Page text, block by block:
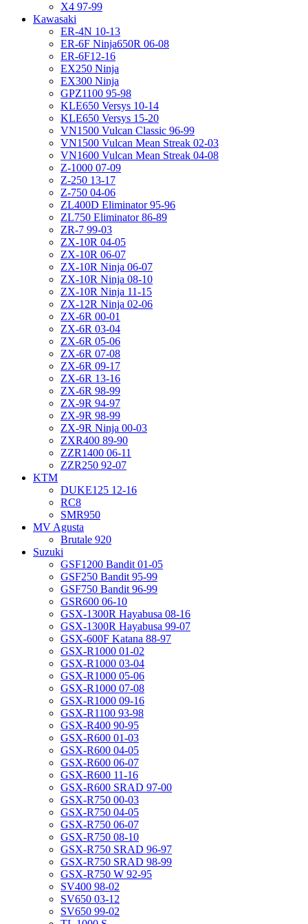
X4 97-99
Kawasaki
ER-4N 10-13
ER-6F Ninja650R 06-08
ER-6F12-16
EX250 Ninja
EX300 Ninja
GPZ1100 95-98
KLE650 Versys 10-14
KLE650 Versys 15-20
VN1500 Vulcan Classic 96-99
VN1500 Vulcan Mean Streak 02-03
VN1600 Vulcan Mean Streak 04-08
Z-1000 07-09
Z-250 13-17
Z-750 04-06
ZL400D Eliminator 95-96
ZL750 Eliminator 86-89
ZR-7 99-03
ZX-10R 04-05
ZX-10R 06-07
ZX-10R Ninja 06-07
ZX-10R Ninja 08-10
ZX-10R Ninja 11-15
ZX-12R Ninja 02-06
ZX-6R 00-01
ZX-6R 03-04
ZX-6R 05-06
ZX-6R 07-08
ZX-6R 09-17
ZX-6R 13-16
ZX-6R 98-99
ZX-9R 94-97
ZX-9R 98-99
ZX-9R Ninja 00-03
ZXR400 89-90
ZZR1400 06-11
ZZR250 92-07
KTM
DUKE125 12-16
RC8
SMR950
MV Agusta
Brutale 920
Suzuki
GSF1200 Bandit 01-05
GSF250 Bandit 95-99
GSF750 Bandit 96-99
GSR600 06-10
GSX-1300R Hayabusa 08-16
GSX-1300R Hayabusa 99-07
GSX-600F Katana 88-97
GSX-R1000 01-02
GSX-R1000 03-04
GSX-R1000 05-06
GSX-R1000 07-08
GSX-R1000 09-16
GSX-R1100 93-98
GSX-R400 90-95
GSX-R600 01-03
GSX-R600 04-05
GSX-R600 06-07
GSX-R600 11-16
GSX-R600 SRAD 97-00
GSX-R750 00-03
GSX-R750 04-05
GSX-R750 06-07
GSX-R750 08-10
GSX-R750 SRAD 96-97
GSX-R750 SRAD 98-99
GSX-R750 W 92-95
SV400 98-02
SV650 03-12
SV650 99-02